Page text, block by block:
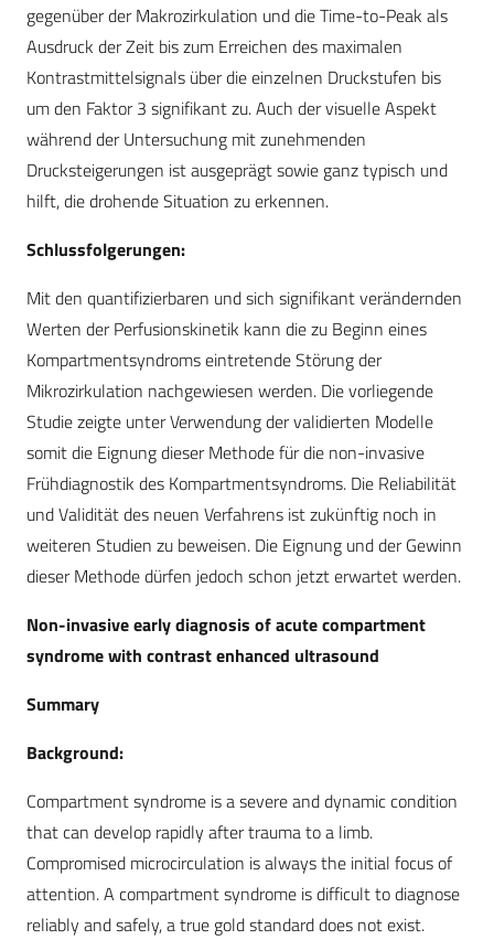
gegenüber der Makrozirkulation und die Time-to-Peak als
Ausdruck der Zeit bis zum Erreichen des maximalen
Kontrastmittelsignals über die einzelnen Druckstufen bis
um den Faktor 3 signifikant zu. Auch der visuelle Aspekt
während der Untersuchung mit zunehmenden
Drucksteigerungen ist ausgeprägt sowie ganz typisch und
hilft, die drohende Situation zu erkennen.
Schlussfolgerungen:
Mit den quantifizierbaren und sich signifikant verändernden
Werten der Perfusionskinetik kann die zu Beginn eines
Kompartmentsyndroms eintretende Störung der
Mikrozirkulation nachgewiesen werden. Die vorliegende
Studie zeigte unter Verwendung der validierten Modelle
somit die Eignung dieser Methode für die non-invasive
Frühdiagnostik des Kompartmentsyndroms. Die Reliabilität
und Validität des neuen Verfahrens ist zukünftig noch in
weiteren Studien zu beweisen. Die Eignung und der Gewinn
dieser Methode dürfen jedoch schon jetzt erwartet werden.
Non-invasive early diagnosis of acute compartment
syndrome with contrast enhanced ultrasound
Summary
Background:
Compartment syndrome is a severe and dynamic condition
that can develop rapidly after trauma to a limb.
Compromised microcirculation is always the initial focus of
attention. A compartment syndrome is difficult to diagnose
reliably and safely, a true gold standard does not exist.